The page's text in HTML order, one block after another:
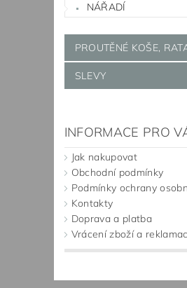
NÁŘADÍ
PROUTĚNÉ KOŠE,
SLEVY
INFORMACE PRO
Jak nakupovat
Obchodní podmínky
Podmínky ochrany
Kontakty
Doprava a platba
Vrácení zboží a